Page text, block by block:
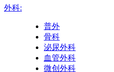
外科:
普外
骨科
泌尿外科
血管外科
微创外科